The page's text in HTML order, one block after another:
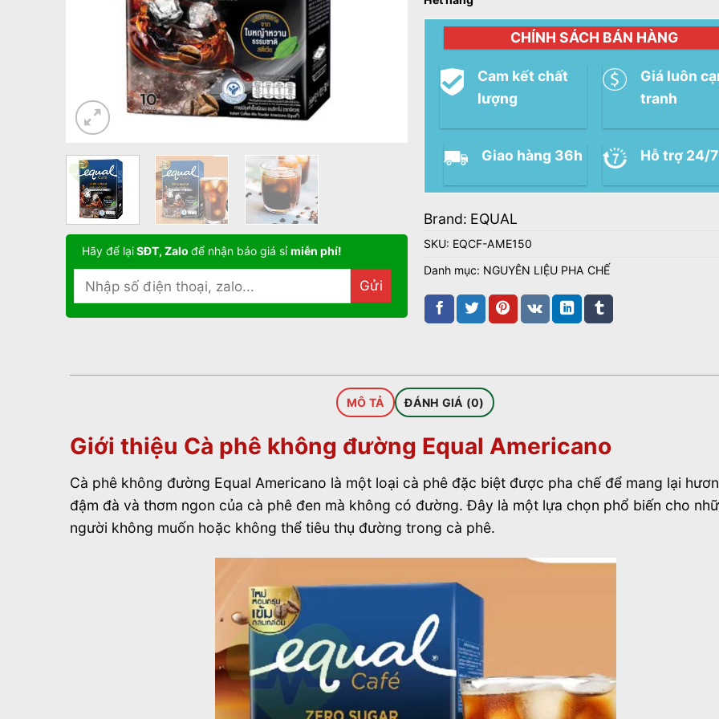
Hãy để lạiSĐT, Zalo để nhận báo giá sỉmiễn phí!
CHÍNH SÁCH BÁN HÀNG
Cam kết chất
lượng
Giá luôn
tranh
Giao hàng 36h Hỗ trợ 24/7
Brand: EQUAL
SKU: EQCF-AME150
Danh mục: NGUYÊN LIỆU PHA CHẾ
MÔ TẢ ĐÁNH GIÁ (0)
Giới thiệu Cà phê không đường Equal Americano
Cà phê không đường Equal Americano là một loại cà phê đặc biệt được pha chế để mang lại
đậm đà và thơm ngon của cà phê đen mà không có đường. Đây là một lựa chọn phổ biến cho
người không muốn hoặc không thể tiêu thụ đường trong cà phê.